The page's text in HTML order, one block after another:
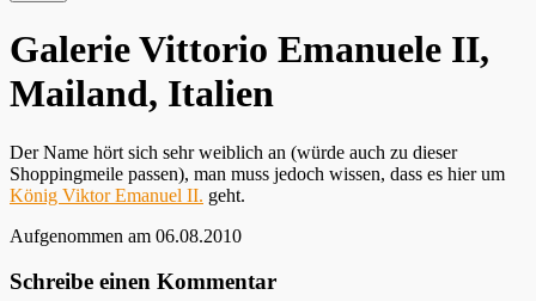
Galerie Vittorio Emanuele II,
Mailand, Italien
Der Name hört sich sehr weiblich an (würde auch zu dieser
Shoppingmeile passen), man muss jedoch wissen, dass es hier um
König Viktor Emanuel II. geht.
Aufgenommen am 06.08.2010
Schreibe einen Kommentar